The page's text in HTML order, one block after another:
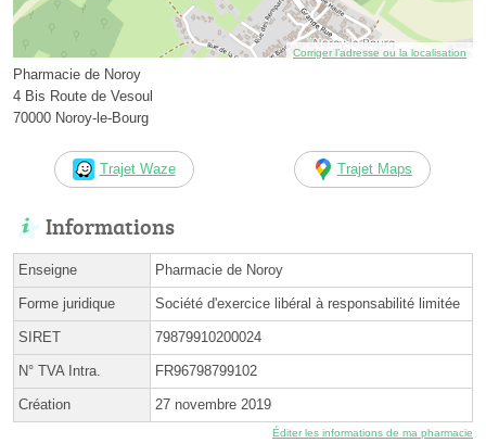
Corriger l’adresse ou la localisation
Pharmacie de Noroy
4 Bis Route de Vesoul
70000 Noroy-le-Bourg
Trajet Waze Trajet Maps
Informations
Enseigne Pharmacie de Noroy
Forme juridique Société d'exercice libéral à responsabilité limitée
SIRET 79879910200024
N° TVA Intra. FR96798799102
Création 27 novembre 2019
Éditer les informations de ma pharmacie